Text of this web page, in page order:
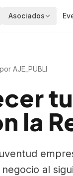
a la juventud
la juventud empresaria
Games
nuevas empresas
experto
Asociados
MensAJEs
asociados
por AJE_PUBLI
la
al